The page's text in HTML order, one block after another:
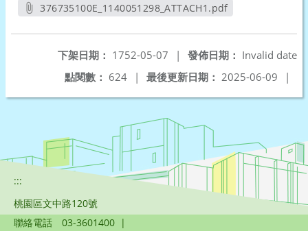
376735100E_1140051298_ATTACH1.pdf
發佈日期： Invalid date
下架日期： 1752-05-07
|
最後更新日期： 2025-06-09 |
點閱數： 624 |
:::
桃園區文中路120號
聯絡電話
03-3601400 |